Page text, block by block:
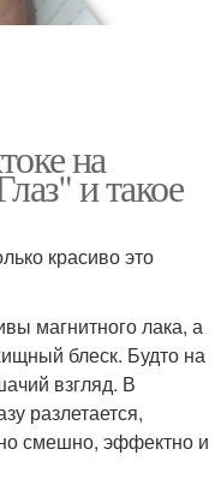
на
и такое
красиво это
магнитного лака, а
блеск. Будто на
взгляд. В
разлетается,
смешно, эффектно и